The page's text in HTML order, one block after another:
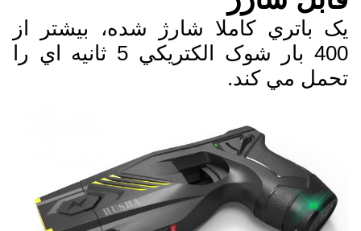
يک باتري کاملا شارژ شده، بيشتر از
400 بار شوک الکتريکي 5 ثانيه اي را
تحمل مي کند.